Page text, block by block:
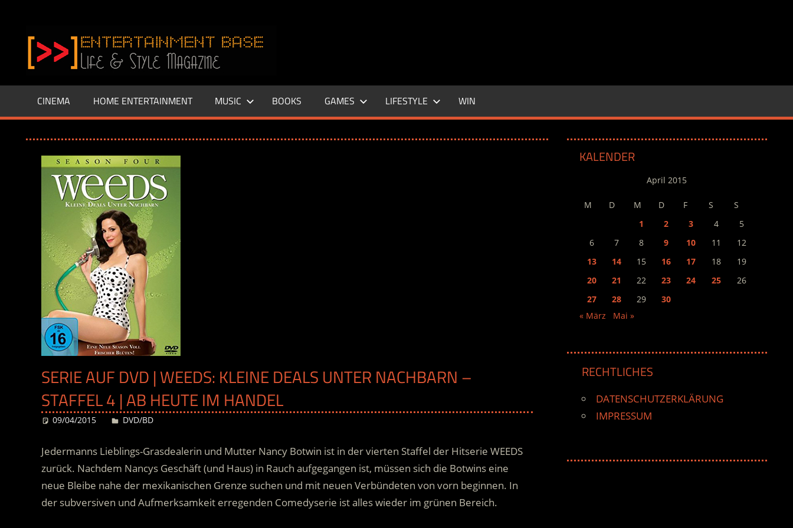
springen
–
LIFE
Base.de
CINEMA HOME ENTERTAINMENT MUSIC BOOKS GAMES LIFESTYLE WIN
SERIE AUF DVD | WEEDS: KLEINE DEALS UNTER NACHBARN –
STAFFEL 4 | AB HEUTE IM HANDEL
09/04/2015 Desiree
DVD/BD
Jedermanns Lieblings-Grasdealerin und Mutter Nancy Botwin ist in der vierten Staffel der Hitserie WEEDS
zurück. Nachdem Nancys Geschäft (und Haus) in Rauch aufgegangen ist, müssen sich die Botwins eine
neue Bleibe nahe der mexikanischen Grenze suchen und mit neuen Verbündeten von vorn beginnen. In
der subversiven und Aufmerksamkeit erregenden Comedyserie ist alles wieder im grünen Bereich.
KALENDER
April 2015
M D M D F S
S
1
2 3 4
5
6
7 8 9 10 11
12
13
14 15 16 17 18
19
20
21 22 23 24 25
26
27
28 29
30
« März
Mai »
RECHTLICHES
DATENSCHUTZERKLÄRUNG
IMPRESSUM